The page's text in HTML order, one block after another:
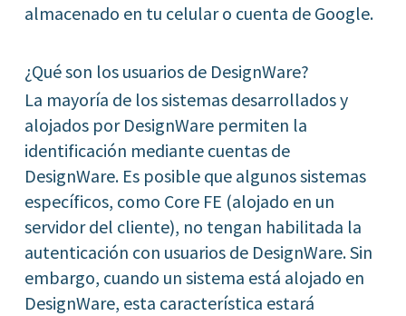
almacenado en tu celular o cuenta de Google.
¿Qué son los usuarios de DesignWare?
La mayoría de los sistemas desarrollados y
alojados por DesignWare permiten la
identificación mediante cuentas de
DesignWare. Es posible que algunos sistemas
específicos, como Core FE (alojado en un
servidor del cliente), no tengan habilitada la
autenticación con usuarios de DesignWare. Sin
embargo, cuando un sistema está alojado en
DesignWare, esta característica estará